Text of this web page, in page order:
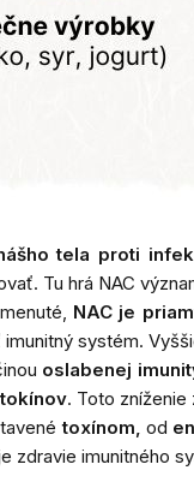
tela proti
Tu hrá NAC
NAC je
systém.
oslabenej
. Toto
toxínom, od
zdravie imunitného